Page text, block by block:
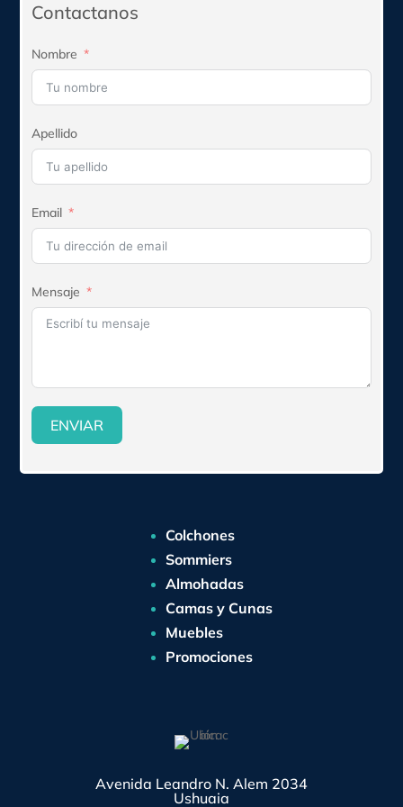
Colchones
Sommiers
Almohadas
Camas y Cunas
Muebles
Promociones
Avenida Leandro N. Alem 2034
Ushuaia
Contactanos
Nombre
Apellido
Email
Mensaje
ENVIAR